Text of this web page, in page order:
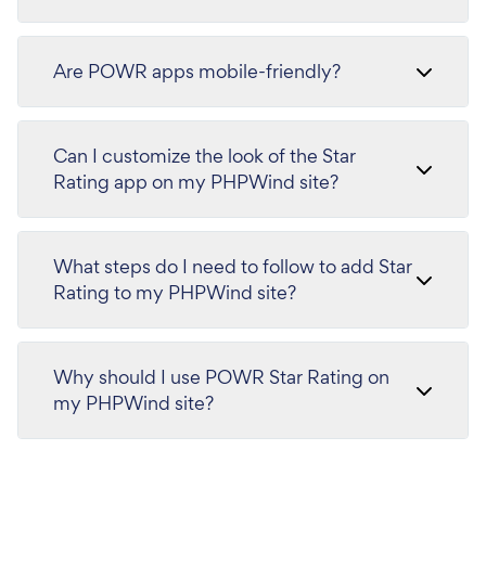
Are POWR apps mobile-friendly?
Can I customize the look of the Star
Rating app on my PHPWind site?
What steps do I need to follow to add Star
Rating to my PHPWind site?
Why should I use POWR Star Rating on
my PHPWind site?